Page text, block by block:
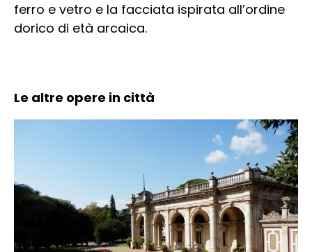
ferro e vetro e la facciata ispirata all’ordine
dorico di età arcaica.
Le altre opere in città